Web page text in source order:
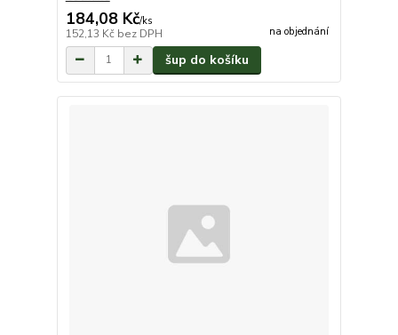
184,08 Kč/ks
152,13 Kč bez DPH na objednání
šup do košíku